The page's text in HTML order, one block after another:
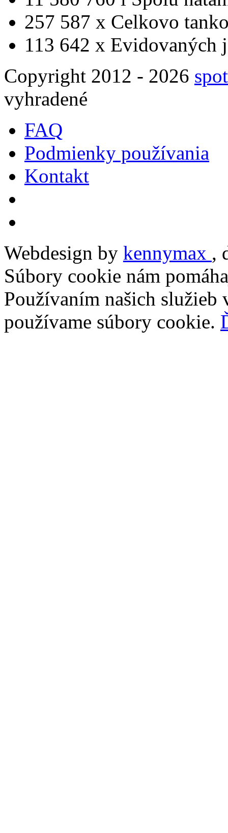
257 587 x Celkovo
113 642 x Evidovaných
Copyright 2012 - 2026
vyhradené
FAQ
Podmienky používania
Kontakt
Webdesign by kennymax ,
Súbory cookie nám
Používaním našich služieb
používame súbory cookie.